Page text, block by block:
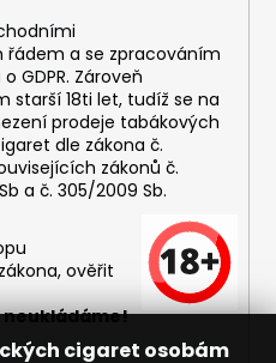
cigaret osobám
řádem a se zpracováním
o GDPR. Zároveň
starší 18ti let, tudíž se na
prodeje tabákových
dle zákona č.
zákonů č.
a č. 305/2009 Sb.
ověřit
neukládáme!